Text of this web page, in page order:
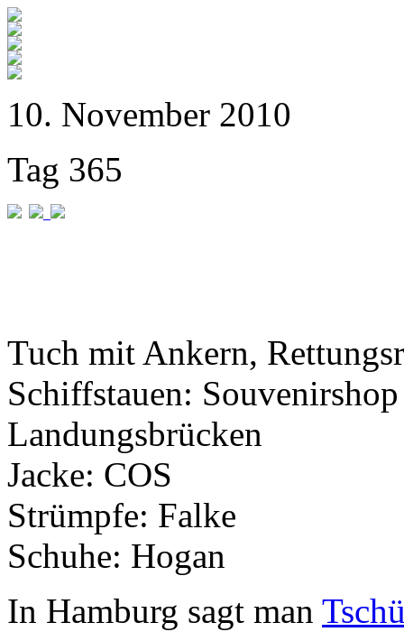
10. November 2010
Tag 365
Tuch mit Ankern,
Schiffstauen:
Landungsbrücken
Jacke: COS
Strümpfe: Falke
Schuhe: Hogan
In Hamburg sagt man